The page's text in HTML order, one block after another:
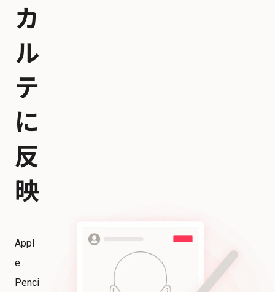
カ
ル
テ
に
反
映
Appl
e
Penci